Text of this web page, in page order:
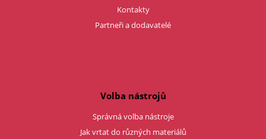
Kontakty
Partneři a dodavatelé
Volba nástrojů
Správná volba nástroje
Jak vrtat do různých materiálů